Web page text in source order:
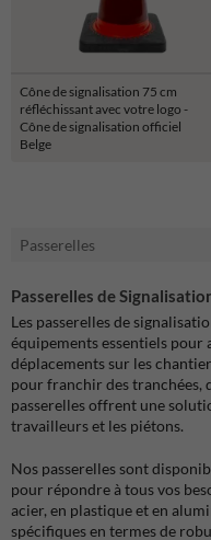
Cône de signalisation 75 cm
réfléchissant avec votre logo -
Cône de signalisation officiel
Belge
Passerelles
Passerelles de
Les passerelles de
équipements essentiels pour
déplacements sur les
pour franchir des tranchées,
passerelles offrent une
travailleurs et les piétons.
Nos passerelles sont
pour répondre à tous vos
acier, en plastique et en
spécifiques en termes de